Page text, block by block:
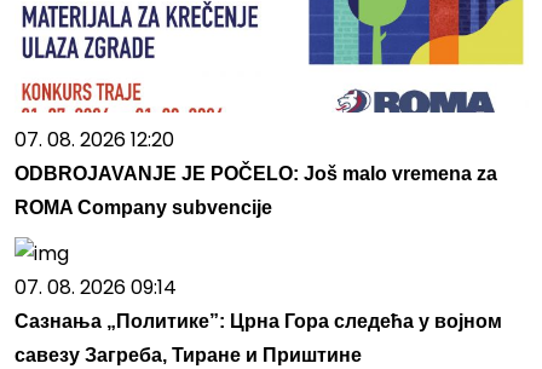
07. 08. 2026 12:20
ODBROJAVANJE JE POČELO: Još malo vremena za
ROMA Company subvencije
07. 08. 2026 09:14
Сазнања „Политике”: Црна Гора следећа у војном
савезу Загреба, Тиране и Приштине